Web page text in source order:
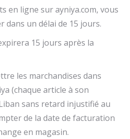
en ligne sur ayniya.com, vous
dans un délai de 15 jours.
15 jours après la
les marchandises dans
(chaque article à son
sans retard injustifié au
de la date de facturation
en magasin.